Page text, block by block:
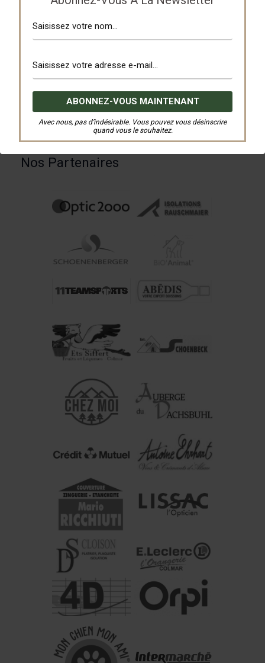
Avec nous, pas d’indésirable. Vous pouvez vous désinscrire
quand vous le souhaitez.
Partagez Tweetez
PRÉCÉDENT SUIVANT
Nos Partenaires